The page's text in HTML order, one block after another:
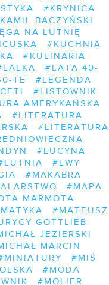
#KRYNICA
BACZYŃSKI
NA LUTNIĘ
#KUCHNIA
#KULINARIA
#LATA 40-
TE
#LEGENDA
#LISTOWNIK
AMERYKAŃSKA
#LITERATURA
#LITERATURA
#LUCYNA
#LWY
#MAKABRA
#MAPA
MARMOTA
#MATEUSZ
GOTTLIEB
JEZIERSKI
MARCIN
#MIŚ
#MODA
#MOLIER